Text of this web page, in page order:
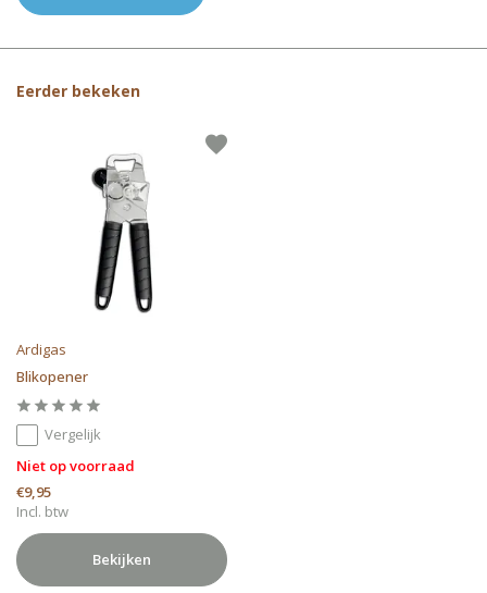
Eerder bekeken
Ardigas
Blikopener
Vergelijk
Niet op voorraad
€9,95
Incl. btw
Bekijken